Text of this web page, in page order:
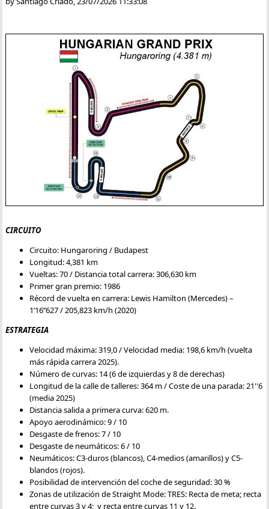
CIRCUITO
Circuito: Hungaroring / Budapest
Longitud: 4,381 km
Vueltas: 70 / Distancia total carrera: 306,630 km
Primer gran premio: 1986
Récord de vuelta en carrera: Lewis Hamilton (Mercedes) –
1’16’’627 / 205,823 km/h (2020)
ESTRATEGIA
Velocidad máxima: 319,0 / Velocidad media: 198,6 km/h (vuelta
más rápida carrera 2025).
Número de curvas: 14 (6 de izquierdas y 8 de derechas)
Longitud de la calle de talleres: 364 m / Coste de una parada: 21''6
(media 2025)
Distancia salida a primera curva: 620 m.
Apoyo aerodinámico: 9 / 10
Desgaste de frenos: 7 / 10
Desgaste de neumáticos: 6 / 10
Neumáticos: C3-duros (blancos), C4-medios (amarillos) y C5-
blandos (rojos).
Posibilidad de intervención del coche de seguridad: 30 %
Zonas de utilización de Straight Mode: TRES: Recta de meta; recta
entre curvas 3 y 4; y recta entre curvas 11 y 12.